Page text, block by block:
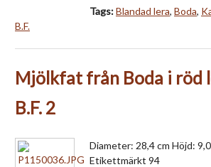
Tags:Blandad lera, Boda,
B.F.
Mjölkfat från Boda i röd
B.F. 2
Diameter: 28,4 cm Höjd:
Etikettmärkt 94